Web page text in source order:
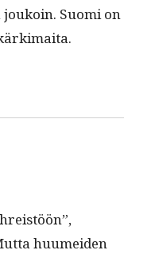
Suo­mi on
huumei­den